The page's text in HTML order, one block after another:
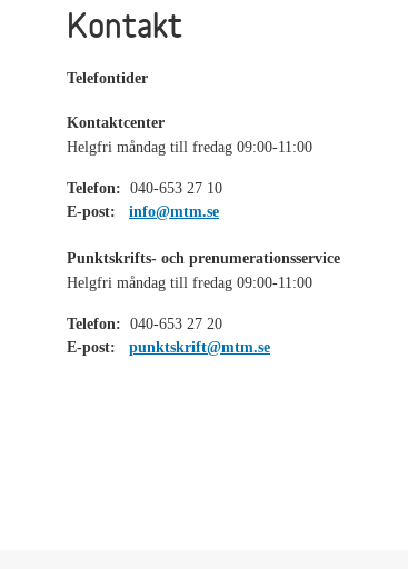
Kontakt
Telefontider
Kontaktcenter
Helgfri måndag till fredag 09:00-11:00
Telefon: 040-653 27 10
E-post:
info@mtm.se
Punktskrifts- och prenumerationsservice
Helgfri måndag till fredag 09:00-11:00
Telefon: 040-653 27 20
E-post:
punktskrift@mtm.se